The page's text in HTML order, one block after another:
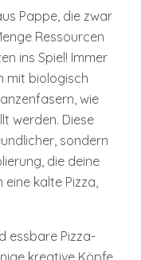
Pappe, die zwar
Ressourcen
ins Spiel! Immer
mit biologisch
wie
werden. Diese
sondern
die deine
kalte Pizza,
essbare Pizza-
kreative Köpfe